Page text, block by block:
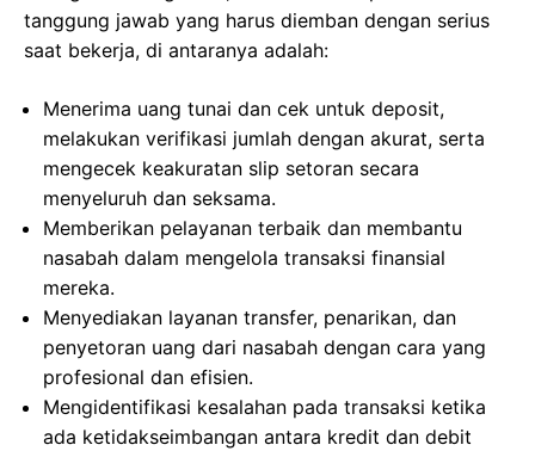
tanggung jawab yang harus diemban dengan serius
saat bekerja, di antaranya adalah:
Menerima uang tunai dan cek untuk deposit,
melakukan verifikasi jumlah dengan akurat, serta
mengecek keakuratan slip setoran secara
menyeluruh dan seksama.
Memberikan pelayanan terbaik dan membantu
nasabah dalam mengelola transaksi finansial
mereka.
Menyediakan layanan transfer, penarikan, dan
penyetoran uang dari nasabah dengan cara yang
profesional dan efisien.
Mengidentifikasi kesalahan pada transaksi ketika
ada ketidakseimbangan antara kredit dan debit